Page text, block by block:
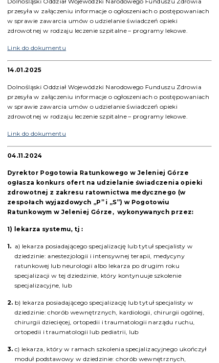
przesyła w załączeniu informacje o ogłoszeniach o postępowaniach
w sprawie zawarcia umów o udzielanie świadczeń opieki
zdrowotnej w rodzaju leczenie szpitalne – programy lekowe.
Link do dokumentu
14.01.2025
Dolnośląski Oddział Wojewódzki Narodowego Funduszu Zdrowia
przesyła w załączeniu informacje o ogłoszeniach o postępowaniach
w sprawie zawarcia umów o udzielanie świadczeń opieki
zdrowotnej w rodzaju leczenie szpitalne – programy lekowe.
Link do dokumentu
04.11.2024
Dyrektor Pogotowia Ratunkowego w Jeleniej Górze
ogłasza konkurs ofert na udzielanie świadczenia opieki
zdrowotnej z zakresu ratownictwa medycznego (w
zespołach wyjazdowych „P” i „S”) w Pogotowiu
Ratunkowym w Jeleniej Górze, wykonywanych przez:
1) lekarza systemu, tj :
a) lekarza posiadającego specjalizację lub tytuł specjalisty w
dziedzinie: anestezjologii i intensywnej terapii, medycyny
ratunkowej lub neurologii albo lekarza po drugim roku
specjalizacji w tej dziedzinie, który kontynuuje szkolenie
specjalizacyjne, lub
b) lekarza posiadającego specjalizację lub tytuł specjalisty w
dziedzinie: chorób wewnętrznych, kardiologii, chirurgii ogólnej,
chirurgii dziecięcej, ortopedii i traumatologii narządu ruchu,
ortopedii i traumatologii lub pediatrii, lub
c) lekarza, który w ramach szkolenia specjalizacyjnego ukończył
moduł podstawowy w dziedzinie: chorób wewnętrznych,